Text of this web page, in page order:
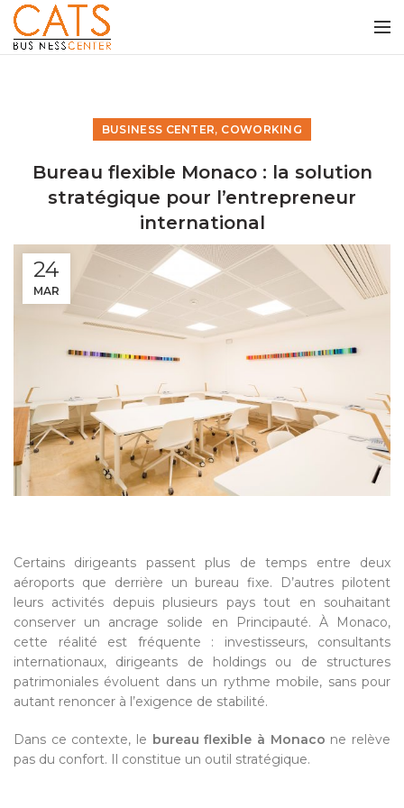
BUSINESS CENTER, COWORKING
Bureau flexible Monaco : la solution
stratégique pour l’entrepreneur
international
24
MAR
Certains dirigeants passent plus de temps entre deux
aéroports que derrière un bureau fixe. D’autres pilotent
leurs activités depuis plusieurs pays tout en souhaitant
conserver un ancrage solide en Principauté. À Monaco,
cette réalité est fréquente : investisseurs, consultants
internationaux, dirigeants de holdings ou de structures
patrimoniales évoluent dans un rythme mobile, sans pour
autant renoncer à l’exigence de stabilité.
Dans ce contexte, le bureau flexible à Monaco ne relève
pas du confort. Il constitue un outil stratégique.